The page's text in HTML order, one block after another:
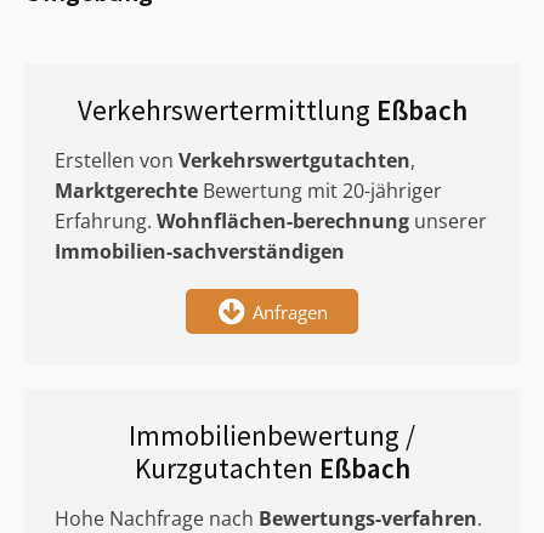
Verkehrswertermittlung Eßbach
Erstellen von Verkehrswertgutachten,
Marktgerechte Bewertung mit 20-jähriger
Erfahrung. Wohnflächen-berechnung unserer
Immobilien-sachverständigen
Anfragen
Immobilienbewertung /
Kurzgutachten Eßbach
Hohe Nachfrage nach Bewertungs-verfahren.